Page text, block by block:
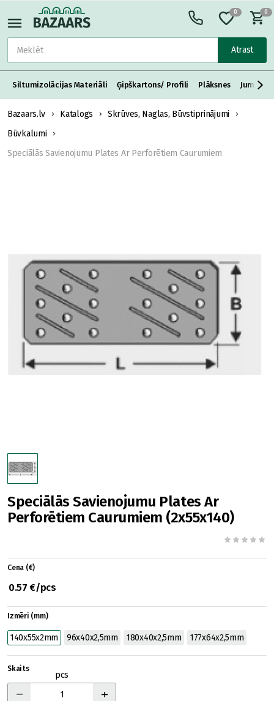
Atrast
0 0
Siltumizolācijas Materiāli Ģipškartons/ Profili Plāksnes Jumta
Bazaars.lv Katalogs
Skrūves, Naglas, Būvstiprinājumi
Būvkalumi
Speciālās Savienojumu Plates Ar Perforētiem Caurumiem
Speciālās Savienojumu Plates Ar
Perforētiem Caurumiem (2x55x140)
Cena (€)
0.57 €/pcs
Izmēri (mm)
140x55x2mm 96x40x2,5mm 180x40x2,5mm 177x64x2,5mm
Skaits
pcs